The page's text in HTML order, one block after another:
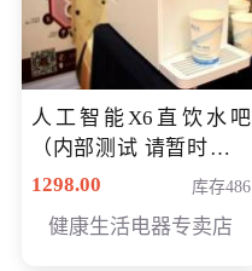
人工智能X6直饮水吧
（内部测试 请暂时不要
购买）
1298.00 库存486
健康生活电器专卖店